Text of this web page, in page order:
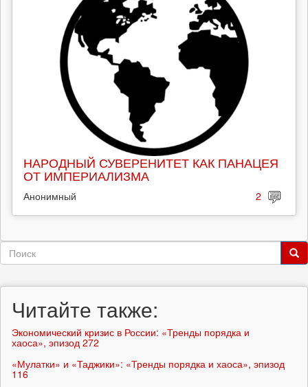
НАРОДНЫЙ СУВЕРЕНИТЕТ КАК ПАНАЦЕЯ
ОТ ИМПЕРИАЛИЗМА
Анонимный 2
Форма
Читайте также:
Экономический кризис в России: «Тренды порядка и
хаоса», эпизод 272
«Мулатки» и «Таджики»: «Тренды порядка и хаоса», эпизод
116